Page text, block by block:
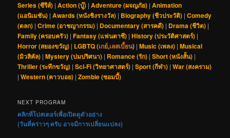
Series (ซีรีส์) |Action (บู๊) |Adventure (ผจญภัย) |Animation
(แอนิเมชัน) |Awards (หนังชิงรางวัล) | Biography (ชีวประวัติ) |Comedy
(ตลก) |Crime (อาชญากรรม) | Documentary (สารคดี) | Drama (ชีวิต) |
Family (ครอบครัว) |Fantasy (แฟนตาซี) |History (ประวัติศาสตร์) |
Horror (สยองขวัญ) | LGBTQ (เกย์,เลสเบี้ยน) |Music (เพลง) |Musical
(มิวสิคัล) |Mystery (ปมปริศนา) | Romance (รัก) |Short (หนังสั้น) |
Thriller (ระทึกขวัญ) |Sci-Fi (วิทยาศาสตร์) |Sport (กีฬา) |War (สงคราม)
|Western (คาวบอย) |Zombie (ซอมบี้)
NEXT PROGRAM
คลิกที่โปสเตอร์เพื่อเปิดดูตัวอย่าง
(วันที่คร่าวๆ ครับ อาจมีการเปลี่ยนแปลง)